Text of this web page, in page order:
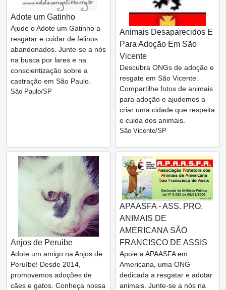
Adote um Gatinho
Ajude o Adote um Gatinho a
resgatar e cuidar de felinos
abandonados. Junte-se a nós
na busca por lares e na
conscientização sobre a
castração em São Paulo.
São Paulo/SP
Animais Desaparecidos E
Para Adoção Em São
Vicente
Descubra ONGs de adoção e
resgate em São Vicente.
Compartilhe fotos de animais
para adoção e ajudemos a
criar uma cidade que respeita
e cuida dos animais.
São Vicente/SP
Anjos de Peruibe
Adote um amigo na Anjos de
Peruíbe! Desde 2014,
promovemos adoções de
cães e gatos. Conheça nossa
APAASFA - ASS. PRO.
ANIMAIS DE
AMERICANA SÃO
FRANCISCO DE ASSIS
Apoie a APAASFA em
Americana, uma ONG
dedicada a resgatar e adotar
animais. Junte-se a nós na